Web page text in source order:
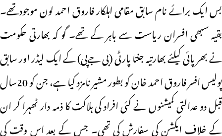
بس ایک برائے نام سابق مقامی اہلکار فاروق احمد لون موجودتھے۔
بقیہ سبھی افسران ریاست سے باہر کے تھے۔ گو کہ بھارتی حکومت
نے بھر پائی کیلئے بھارتیہ جنتا پارٹی (بی جےپی) کے ایک لیڈر اور سابق
پولیس افسر فاروق احمد خان کو بطور مشیر نامزد کیا ہے، جن کو 20سال
قبل دو عدالتی کمیشنوں نے کئی افراد کی ہلاکت کا ذمہ دار ٹھہرا کر ان
کے خلاف ایکشن کی سفارش کی تھی۔ جس کے بعد اس وقت کی